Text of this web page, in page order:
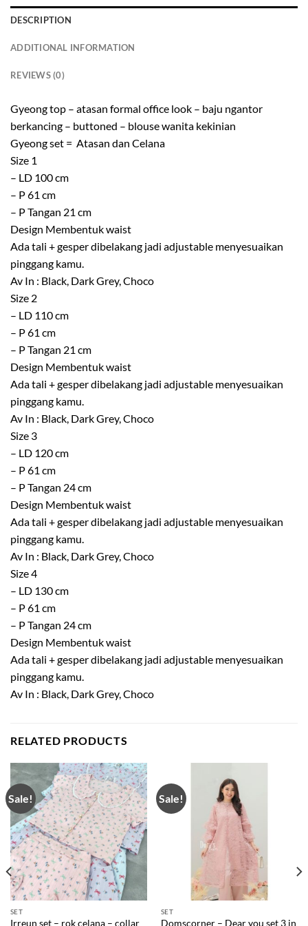
DESCRIPTION
ADDITIONAL INFORMATION
REVIEWS (0)
Gyeong top – atasan formal office look – baju ngantor
berkancing – buttoned – blouse wanita kekinian
Gyeong set = Atasan dan Celana
Size 1
– LD 100 cm
– P 61 cm
– P Tangan 21 cm
Design Membentuk waist
Ada tali + gesper dibelakang jadi adjustable menyesuaikan
pinggang kamu.
Av In : Black, Dark Grey, Choco
Size 2
– LD 110 cm
– P 61 cm
– P Tangan 21 cm
Design Membentuk waist
Ada tali + gesper dibelakang jadi adjustable menyesuaikan
pinggang kamu.
Av In : Black, Dark Grey, Choco
Size 3
– LD 120 cm
– P 61 cm
– P Tangan 24 cm
Design Membentuk waist
Ada tali + gesper dibelakang jadi adjustable menyesuaikan
pinggang kamu.
Av In : Black, Dark Grey, Choco
Size 4
– LD 130 cm
– P 61 cm
– P Tangan 24 cm
Design Membentuk waist
Ada tali + gesper dibelakang jadi adjustable menyesuaikan
pinggang kamu.
Av In : Black, Dark Grey, Choco
RELATED PRODUCTS
Sale!
SET
Irreun set – rok celana – collar
Sale!
SET
Domscorner – Dear you set 3 in